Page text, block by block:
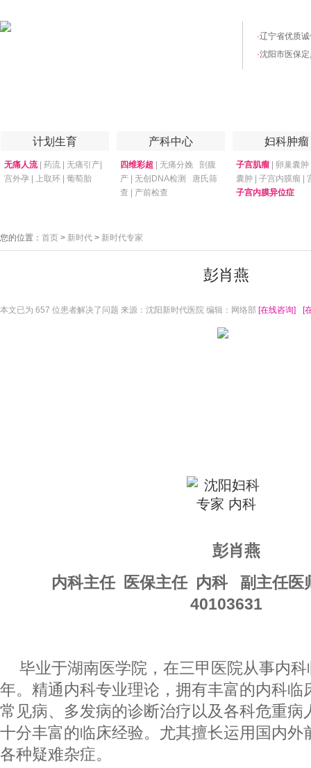
·辽宁省优质
·沈阳市医保
计划生育
无痛人流| 药流 无痛引产
宫外孕
上取环 葡萄胎
产科中心
四维彩超 无痛分娩
剖腹
产
无创DNA检测
唐氏筛
查
产前检查
妇科肿瘤
子宫肌瘤
卵巢囊肿
囊肿
子宫内膜瘤
子宫内膜异位症
您的位置： 首页 > 新时代 > 新时代专家
彭肖燕
本文已为 657 位患者解决了问题 来源：沈阳新时代医院 编辑：网络部 [在线咨询] [
彭肖燕
内科主任 医保主任 内科 副主任
40103631
毕业于湖南医学院，在三甲医院从事内
年。精通内科专业理论，拥有丰富的内科临
常见病、多发病的诊断治疗以及各科危重病
十分丰富的临床经验。尤其擅长运用国内外
各种疑难杂症。